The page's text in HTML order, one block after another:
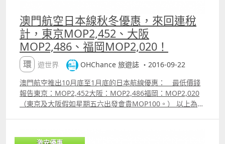
ldquo;彈性旅遊日期rdquo; 會出心水日子前後3天的票價，
較易找到平飛；．可於去程或回程中途停留一次，價錢會比
最低價貴大約MOP131（台灣機場稅）。中停票購買方法是
利用multicity 功能分別填入各段航班及日子即可；．優惠亦
可以不同點來回，購買方法一樣是利用multicity 功能；．長
榮航空台灣票價已包機上餐飲及30KG 托運行李額。
附註：上述最低價錢為航空公司公告之最優惠價格，或本站
空公司決定，優惠票量有限售完即止。 【促銷公司】長榮航
空（Eva Air）【搭乘日期】10月28日至2017年6月30日
【販賣時間】已開賣，至2017年5月31日2359【最長停留】
1個月【航班限制】需提早至少30天購買【預訂網址】
台北飛小松，回程中停台北，來回連稅MOP2,273
澳門航空日本線秋冬優惠，來回連稅
計，東京MOP2,452、大阪
MOP2,486、福岡MOP2,020！
環遊世界
OHChance 旅遊誌 ・2016-09-22
澳門航空推出10月底至1月底的日本航線優惠： 最低價錢
報告東京：MOP2,452大阪：MOP2,486福岡：MOP2,020
（東京及大阪假如星期五六出發會貴MOP100。） 以上為澳
飛，但福岡搵過跨年有；．平飛量都算ok。 附加資訊．